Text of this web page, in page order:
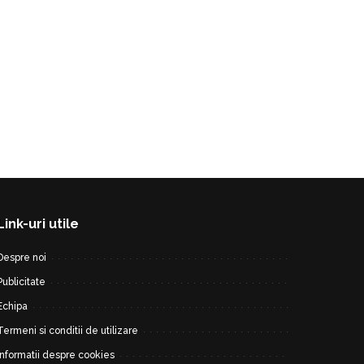
uri utile
noi
si conditii de utilizare
despre cookies